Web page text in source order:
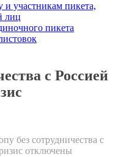
и участникам пикета,
лиц
пикета
с Россией
без сотрудничества с
отключены